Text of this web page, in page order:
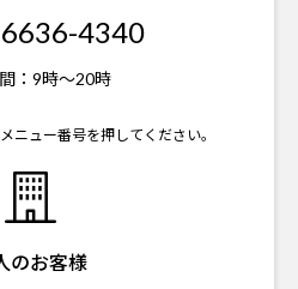
4340
： 9時～20時
ニュー番号を押してください。
のお客様